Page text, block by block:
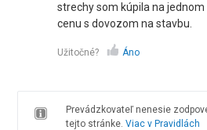
strechy som kúpila na
cenu s dovozom na stavbu.
Užitočné? Áno
Prevádzkovateľ nenesie
tejto stránke. Viac v Pravidlách